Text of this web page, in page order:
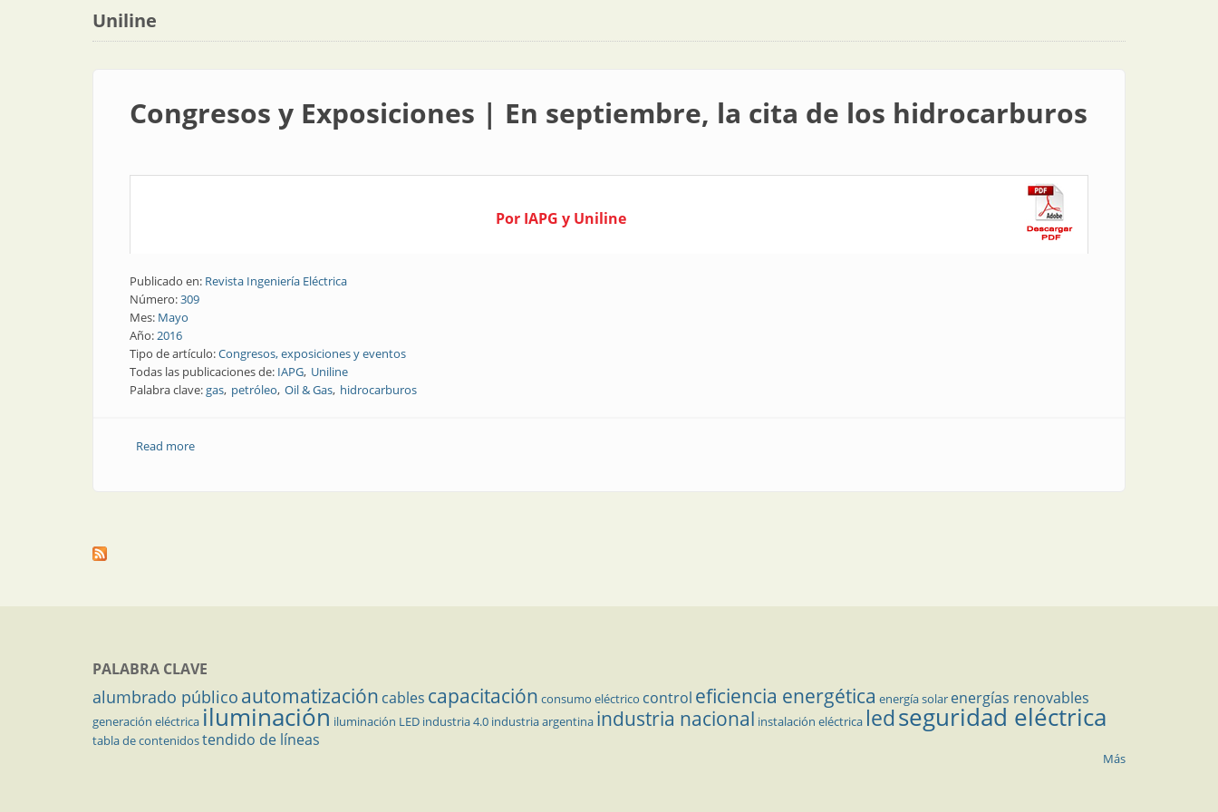
Uniline
Congresos y Exposiciones | En septiembre, la cita de los hidrocarburos
Por IAPG y Uniline
Publicado en: Revista Ingeniería Eléctrica
Número:309
Mes: Mayo
Año:2016
Tipo de artículo:Congresos, exposiciones y eventos
Todas las publicaciones de: IAPG Uniline
Palabra clave:gas petróleo Oil & Gas hidrocarburos
Read moreabout Congresos y Exposiciones | En septiembre, la cita de los hidrocarburos
PALABRA CLAVE
alumbrado público automatización cables capacitación consumo eléctrico control eficiencia energética energía solar energías renovables
generación eléctrica iluminación iluminación LED industria 4.0 industria argentina industria nacional instalación eléctrica ledseguridad eléctrica
tabla de contenidostendido de líneas
Más